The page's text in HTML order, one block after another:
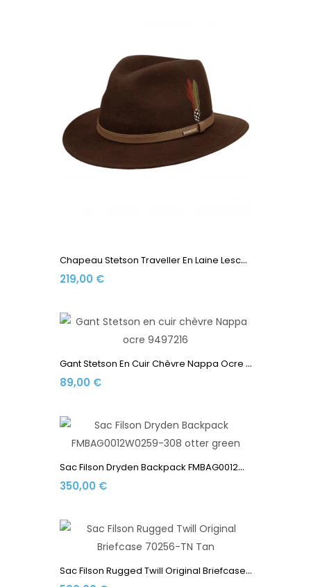
C
Hapeau Stetson Traveller En Laine Lescott 2598142-68 Marron
219,00 €
G
Ant Stetson En Cuir Chèvre Nappa Ocre 9497216-72
89,00 €
S
Ac Filson Dryden Backpack FMBAG0012W0259-308 Otter Green
350,00 €
S
Ac Filson Rugged Twill Original Briefcase 70256-TN Tan